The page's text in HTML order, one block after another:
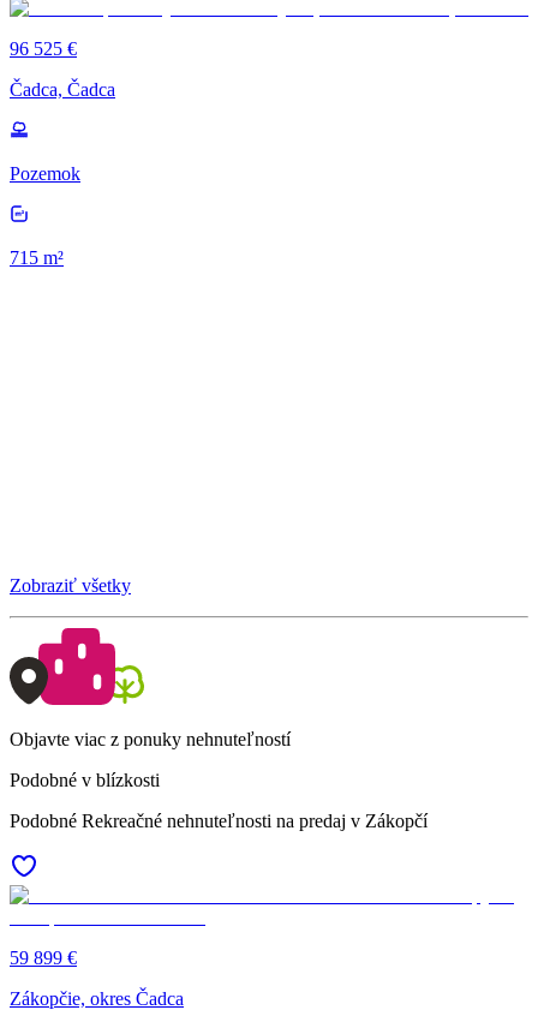
96 525 €
Čadca, Čadca
Pozemok
715 m²
Zobraziť všetky
Objavte viac z ponuky nehnuteľností
Podobné v blízkosti
Podobné Rekreačné nehnuteľnosti na predaj v Zákopčí
59 899 €
Zákopčie, okres Čadca